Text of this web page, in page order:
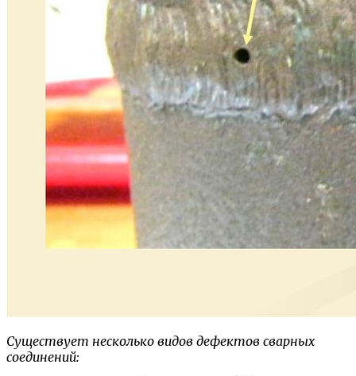
Существует несколько видов дефектов сварных
соединений: